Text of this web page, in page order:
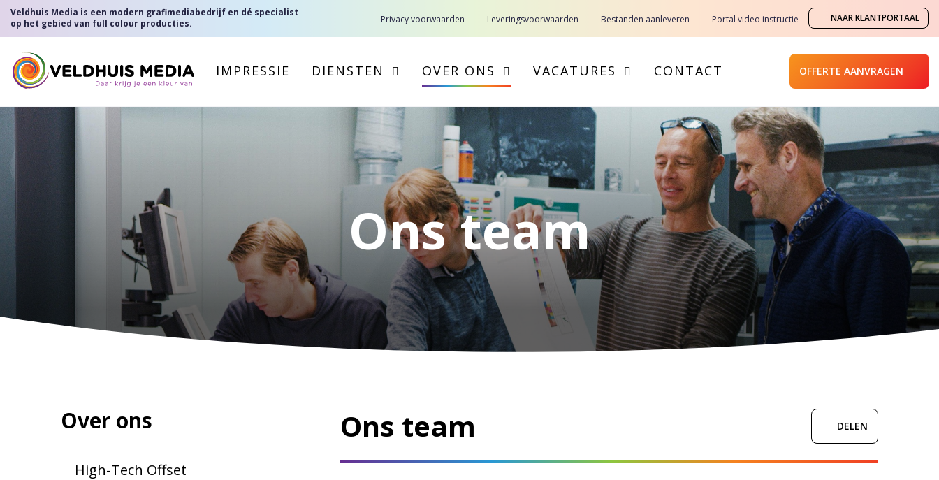
Veldhuis Media is een modern grafimediabedrijf en dé specialist
op het gebied van full colour producties.
Privacy voorwaarden Leveringsvoorwaarden Bestanden aanleveren Portal video instructie NAAR KLANTPORTAAL
IMPRESSIE DIENSTEN OVER ONS VACATURES CONTACT OFFERTE AANVRAGEN
Ons team
Ons team DELEN
Over ons
High-Tech Offset